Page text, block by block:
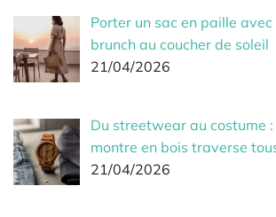
Porter un sac en paille
brunch au coucher de soleil
21/04/2026
Du streetwear au costume
montre en bois traverse
21/04/2026